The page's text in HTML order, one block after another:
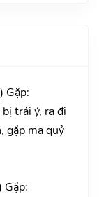
Gặp:
trái ý, ra đi
gặp ma quỷ